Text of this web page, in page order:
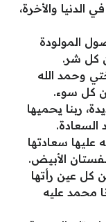
الدنيا والأخرة،
المولودة
كل شر.
وحمد الله
كل سوء.
ربنا يحميها
السعادة.
عليها سعادتها
الأبيض.
كل عين رأتها
محمد عليه